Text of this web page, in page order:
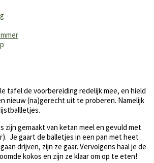
tafel de voorbereiding redelijk mee, en hield
nieuw (na)gerecht uit te proberen. Namelijk
zijn gemaakt van ketan meel en gevuld met
Je gaart de balletjes in een pan met heet
drijven, zijn ze gaar. Vervolgens haal je de
kokos en zijn ze klaar om op te eten!